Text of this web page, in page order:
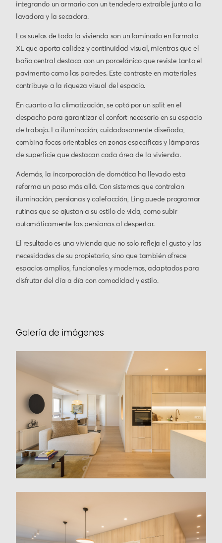
integrando un armario con un tendedero extraíble junto a la
lavadora y la secadora.
Los suelos de toda la vivienda son un laminado en formato
XL que aporta calidez y continuidad visual, mientras que el
baño central destaca con un porcelánico que reviste tanto el
pavimento como las paredes. Este contraste en materiales
contribuye a la riqueza visual del espacio.
En cuanto a la climatización, se optó por un split en el
despacho para garantizar el confort necesario en su espacio
de trabajo. La iluminación, cuidadosamente diseñada,
combina focos orientables en zonas específicas y lámparas
de superficie que destacan cada área de la vivienda.
Además, la incorporación de domótica ha llevado esta
reforma un paso más allá. Con sistemas que controlan
iluminación, persianas y calefacción, Ling puede programar
rutinas que se ajustan a su estilo de vida, como subir
automáticamente las persianas al despertar.
El resultado es una vivienda que no solo refleja el gusto y las
necesidades de su propietario, sino que también ofrece
espacios amplios, funcionales y modernos, adaptados para
disfrutar del día a día con comodidad y estilo.
Galería de imágenes